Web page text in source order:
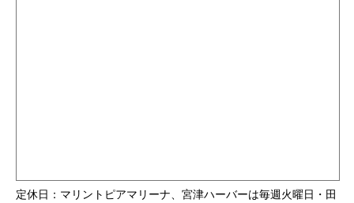
定休日：マリントピアマリーナ、宮津ハーバーは毎週火曜日・田